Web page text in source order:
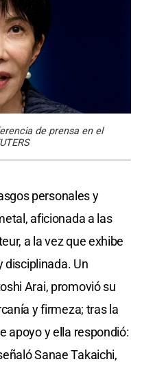
de prensa en el
personales y
aficionada a las
a la vez que exhibe
disciplinada. Un
Arai, promovió su
y firmeza; tras la
apoyo y ella respondió:
Sanae Takaichi,